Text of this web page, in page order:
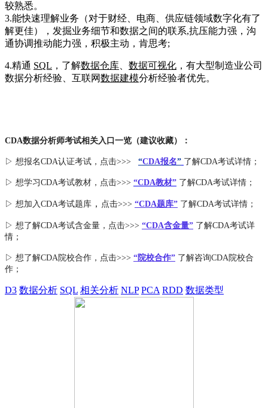
较熟悉。
3.能快速理解业务（对于财经、电商、供应链领域数字化有了
解更佳），发掘业务细节和数据之间的联系,抗压能力强，沟
通协调推动能力强，积极主动，肯思考;
4.精通 SQL ，了解数据仓库 数据可视化 ，有大型制造业公司
数据分析经验、互联网数据建模分析经验者优先。
CDA数据分析师考试相关入口一览（建议收藏）：
▷ 想报名CDA认证考试，点击>>> “CDA报名” 了解CDA考试详情；
▷ 想学习CDA考试教材，点击>>> “CDA教材” 了解CDA考试详情；
▷ 想加入CDA考试题库 ， 点击>>> “CDA题库” 了解CDA考试详情；
▷ 想了解CDA考试含金量 ，点击>>> “CDA含金量” 了解CDA考试详
情；
▷ 想了解CDA院校合作 ，点击>>> “院校合作” 了解咨询CDA院校合
作；
D3 数据分析 SQL 相关分析 NLP PCA RDD 数据类型